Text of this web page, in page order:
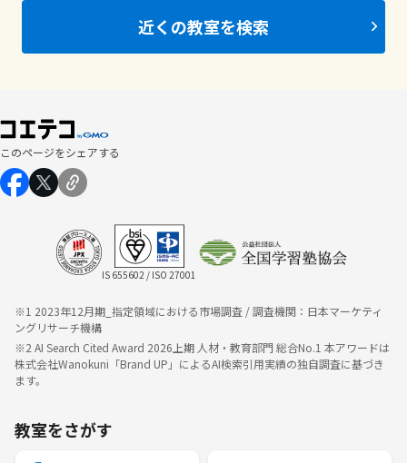
近くの教室を検索
このページをシェアする
IS 655602 / ISO 27001
※1 2023年12月期_指定領域における市場調査 / 調査機関：日本マーケティ
ングリサーチ機構
※2 AI Search Cited Award 2026上期 人材・教育部門 総合No.1 本アワードは
株式会社Wanokuni「Brand UP」によるAI検索引用実績の独自調査に基づき
ます。
教室をさがす